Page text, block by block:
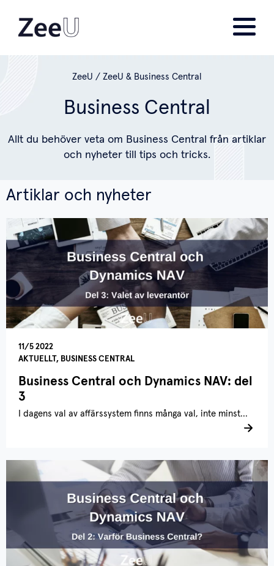
ZeeU / ZeeU & Business Central
Business Central
Allt du behöver veta om Business Central från artiklar
och nyheter till tips och tricks.
Artiklar och nyheter
11/5 2022
AKTUELLT, BUSINESS CENTRAL
Business Central och Dynamics NAV: del
3
I dagens val av affärssystem finns många val, inte minst...